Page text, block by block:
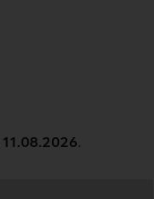
11.08.2026